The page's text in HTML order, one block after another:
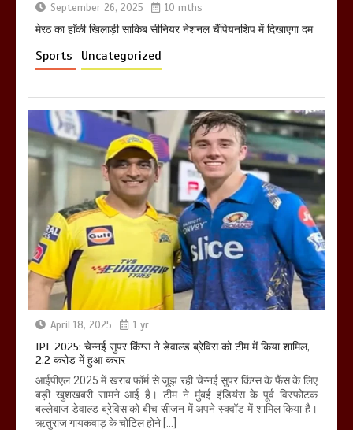
होलिका रखने पर लात मार कर होलिका को किया
तहस नहस,मोहल्ले वालों के साथ की गई गाली
खराबा,
September 26, 2025 10 mths
मेरठ का हाॅकी खिलाड़ी साकिब सीनियर नेशनल चैंपियनशिप में दिखाएगा दम
Sports Uncategorized
April 18, 2025 1 yr
IPL 2025: चेन्नई सुपर किंग्स ने डेवाल्ड ब्रेविस को टीम में किया शामिल,
2.2 करोड़ में हुआ करार
आईपीएल 2025 में खराब फॉर्म से जूझ रही चेन्नई सुपर किंग्स के फैंस के लिए
बड़ी खुशखबरी सामने आई है। टीम ने मुंबई इंडियंस के पूर्व विस्फोटक
बल्लेबाज डेवाल्ड ब्रेविस को बीच सीजन में अपने स्क्वॉड में शामिल किया है।
ऋतुराज गायकवाड़ के चोटिल होने […]